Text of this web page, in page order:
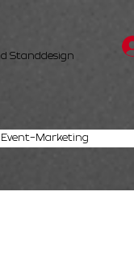
Standdesign
Event-Marketing